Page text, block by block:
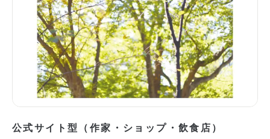
公式サイト型（作家・ショップ・飲食店）